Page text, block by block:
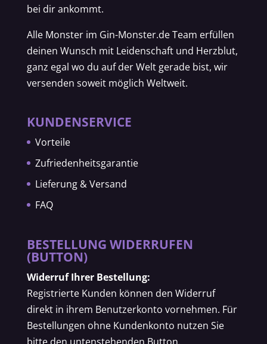
bei dir ankommt.
Alle Monster im Gin-Monster.de Team erfüllen
deinen Wunsch mit Leidenschaft und Herzblut,
ganz egal wo du auf der Welt gerade bist, wir
versenden soweit möglich Weltweit.
KUNDENSERVICE
Vorteile
Zufriedenheitsgarantie
Lieferung & Versand
FAQ
BESTELLUNG WIDERRUFEN
(BUTTON)
Widerruf Ihrer Bestellung:
Registrierte Kunden können den Widerruf
direkt in ihrem Benutzerkonto vornehmen. Für
Bestellungen ohne Kundenkonto nutzen Sie